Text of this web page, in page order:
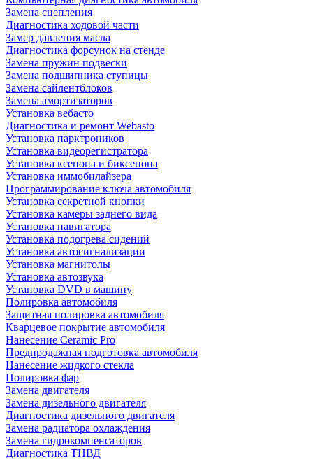
Замена сцепления
Диагностика ходовой части
Замер давления масла
Диагностика форсунок на стенде
Замена пружин подвески
Замена подшипника ступицы
Замена сайлентблоков
Замена амортизаторов
Установка вебасто
Диагностика и ремонт Webasto
Установка парктроников
Установка видеорегистратора
Установка ксенона и биксенона
Установка иммобилайзера
Программирование ключа автомобиля
Установка секретной кнопки
Установка камеры заднего вида
Установка навигатора
Установка подогрева сидений
Установка автосигнализации
Установка магнитолы
Установка автозвука
Установка DVD в машину
Полировка автомобиля
Защитная полировка автомобиля
Кварцевое покрытие автомобиля
Нанесение Ceramic Pro
Предпродажная подготовка автомобиля
Нанесение жидкого стекла
Полировка фар
Замена двигателя
Замена дизельного двигателя
Диагностика дизельного двигателя
Замена радиатора охлаждения
Замена гидрокомпенсаторов
Диагностика ТНВД